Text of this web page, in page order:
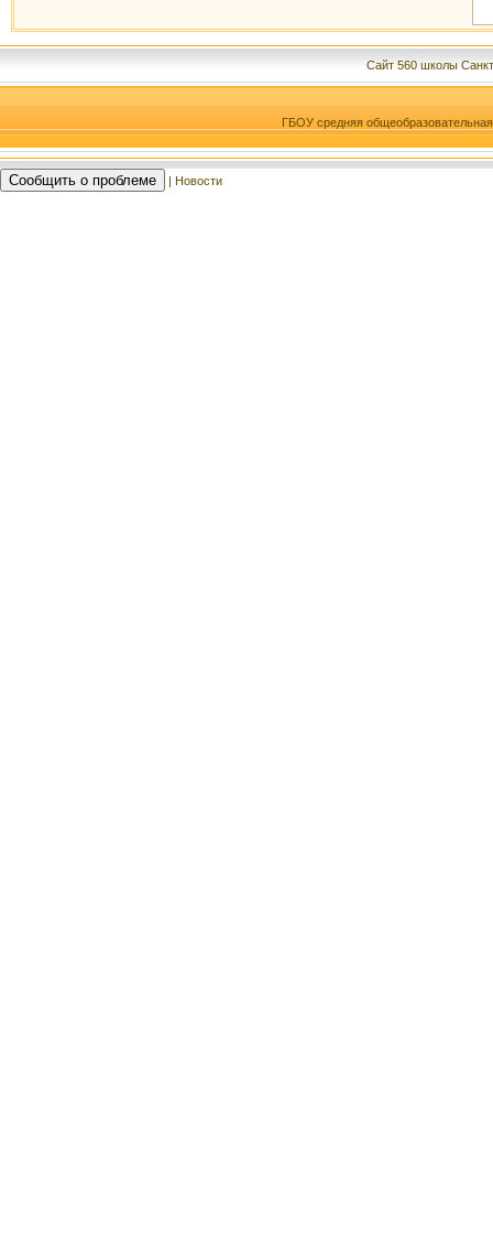
Сайт 560 школы
ГБОУ средняя
Сообщить о проблеме | Новости